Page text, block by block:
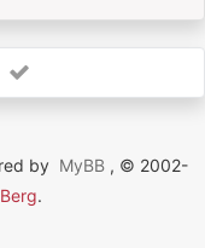
by MyBB , © 2002-
.